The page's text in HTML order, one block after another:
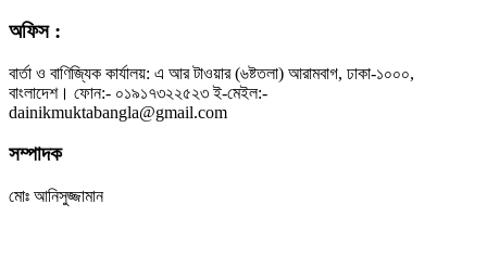
অফিস :
বার্তা ও বাণিজ্যিক কার্যালয়: এ আর টাওয়ার (৬ষ্টতলা) আরামবাগ, ঢাকা-১০০০,
বাংলাদেশ। ফোন:- ০১৯১৭৩২২৫২৩ ই-মেইল:-
dainikmuktabangla@gmail.com
সম্পাদক
মোঃ আনিসুজ্জামান